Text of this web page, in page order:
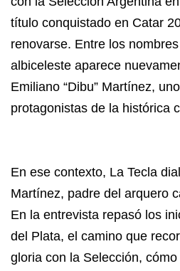
título conquistado en Catar
renovarse. Entre los
albiceleste aparece
Emiliano “Dibu” Martínez,
protagonistas de la histórica
En ese contexto, La Tecla
Martínez, padre del arquero
En la entrevista repasó los
del Plata, el camino que
gloria con la Selección,